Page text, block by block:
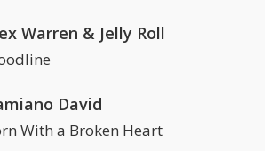
Warren & Jelly Roll
David
With a Broken Heart